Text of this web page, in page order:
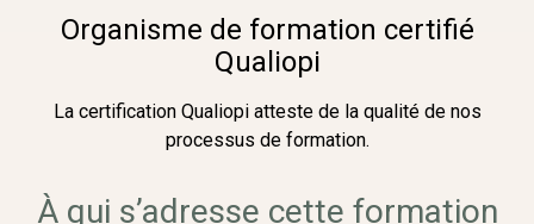
Organisme de formation certifié
Qualiopi
La certification Qualiopi atteste de la qualité de nos
processus de formation.
À qui s’adresse cette formation